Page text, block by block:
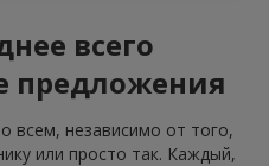
всего
предложения
всем, независимо от того,
или просто так. Каждый,